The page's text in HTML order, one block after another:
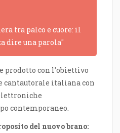
tra palco e cuore: il
dire una parola"
prodotto con l’obiettivo
italiana con
contemporaneo.
del nuovo brano: